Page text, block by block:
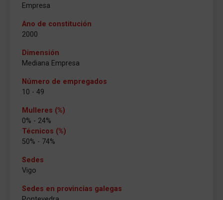
Empresa
Ano de constitución
2000
Dimensión
Mediana Empresa
Número de empregados
10 - 49
Mulleres (%)
0% - 24%
Técnicos (%)
50% - 74%
Sedes
Vigo
Sedes en provincias galegas